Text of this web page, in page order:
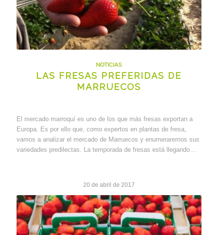
NOTICIAS
LAS FRESAS PREFERIDAS DE
MARRUECOS
El mercado marroquí es uno de los que más fresas exportan a
Europa. Es por ello que, como expertos en plantas de fresa,
vamos a analizar el mercado de Marruecos y enumeraremos sus
variedades predilectas. La temporada de fresas está llegando…
20 de abril de 2017